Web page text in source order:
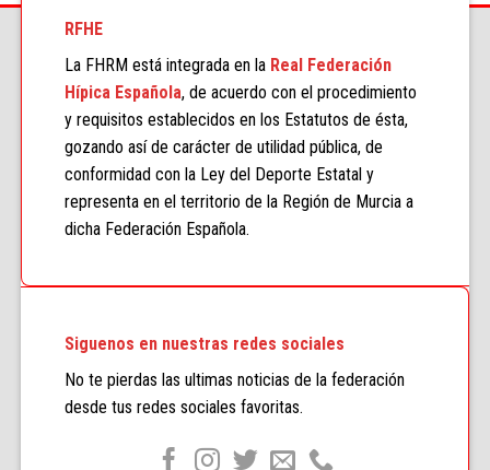
RFHE
La FHRM está integrada en la Real Federación
Hípica Española, de acuerdo con el procedimiento
y requisitos establecidos en los Estatutos de ésta,
gozando así de carácter de utilidad pública, de
conformidad con la Ley del Deporte Estatal y
representa en el territorio de la Región de Murcia a
dicha Federación Española.
Siguenos en nuestras redes sociales
No te pierdas las ultimas noticias de la federación
desde tus redes sociales favoritas.